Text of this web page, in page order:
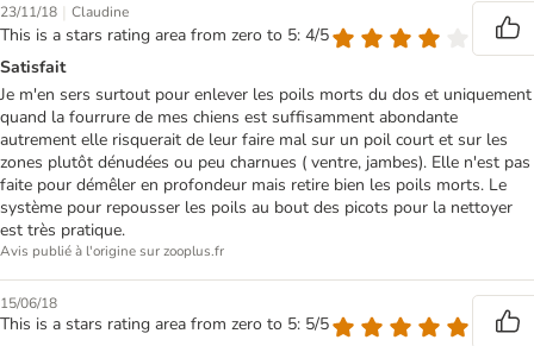
23/11/18 | Claudine
This is a stars rating area from zero to 5: 4/5
Satisfait
Je m'en sers surtout pour enlever les poils morts du dos et uniquement
quand la fourrure de mes chiens est suffisamment abondante
autrement elle risquerait de leur faire mal sur un poil court et sur les
zones plutôt dénudées ou peu charnues ( ventre, jambes). Elle n'est pas
faite pour démêler en profondeur mais retire bien les poils morts. Le
système pour repousser les poils au bout des picots pour la nettoyer
est très pratique.
Avis publié à l'origine sur zooplus.fr
15/06/18
This is a stars rating area from zero to 5: 5/5